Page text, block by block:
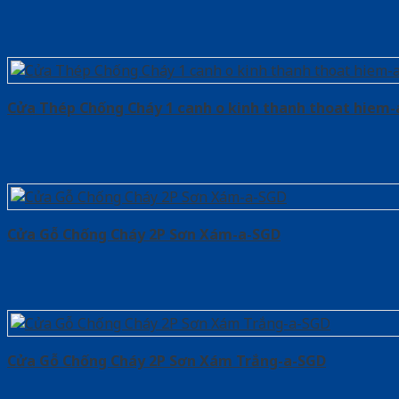
Cửa Thép Chống Cháy 1 canh o kinh thanh thoat hiem-
Cửa Gỗ Chống Cháy 2P Sơn Xám-a-SGD
Cửa Gỗ Chống Cháy 2P Sơn Xám Trắng-a-SGD